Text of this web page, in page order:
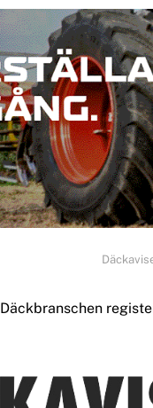
Däckbranschen